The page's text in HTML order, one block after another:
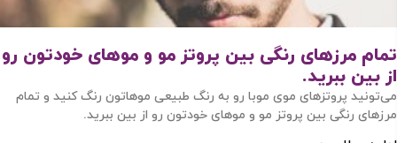
تمام مرزهای رنگی بین پروتز مو و موهای خودتون رو
از بین ببرید.
می‌تونید پروتزهای موی موبا رو به رنگ طبیعی موهاتون رنگ کنید و تمام
مرزهای رنگی بین پروتز مو و موهای خودتون رو از بین ببرید.